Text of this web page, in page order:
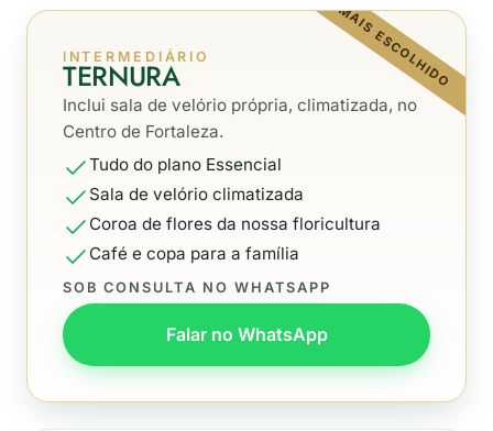
MAIS ESCOLHIDO
INTERMEDIÁRIO
TERNURA
Inclui sala de velório própria, climatizada, no
Centro de Fortaleza.
Tudo do plano Essencial
Sala de velório climatizada
Coroa de flores da nossa floricultura
Café e copa para a família
SOB CONSULTA NO WHATSAPP
Falar no WhatsApp